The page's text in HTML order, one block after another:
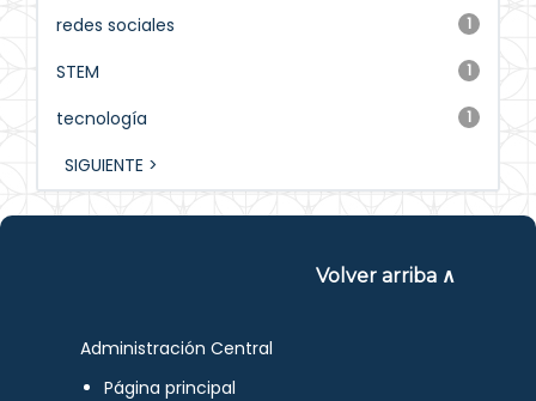
1
redes sociales
1
STEM
1
tecnología
SIGUIENTE >
Volver arriba ∧
Administración Central
Página principal